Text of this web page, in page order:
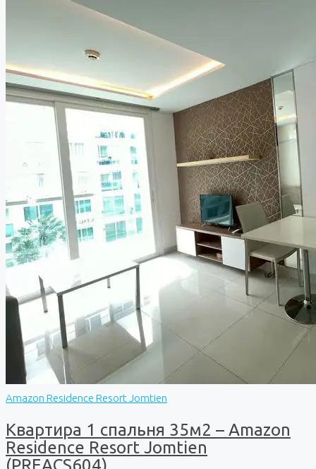
Amazon Residence Resort Jomtien
Квартира 1 спальня 35м2 – Amazon
Residence Resort Jomtien